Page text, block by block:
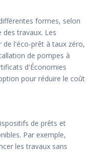
formes, selon
travaux. Les
de l'éco-prêt à taux zéro,
de pompes à
d'Économies
pour réduire le coût
de prêts et
Par exemple,
les travaux sans